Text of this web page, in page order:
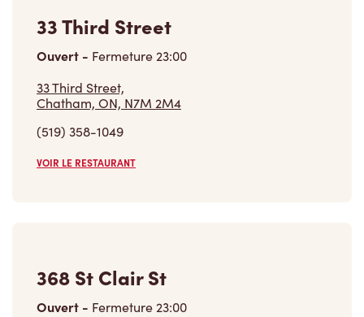
33 Third Street
Ouvert - Fermeture23:00
33 Third Street,
Chatham, ON, N7M 2M4
(519) 358-1049
VOIR LE RESTAURANT
368 St Clair St
Ouvert - Fermeture23:00